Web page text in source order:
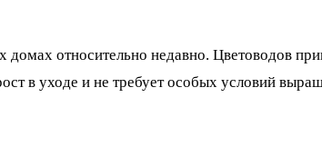
домах относительно недавно. Цветоводов
в уходе и не требует особых условий